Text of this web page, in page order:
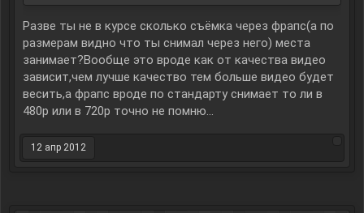
Разве ты не в курсе сколько съёмка через фрапс(а по
размерам видно что ты снимал через него) места
занимает?Вообще это вроде как от качества видео
зависит,чем лучше качество тем больше видео будет
весить,а фрапс вроде по стандарту снимает то ли в
480p или в 720p точно не помню...
12 апр 2012